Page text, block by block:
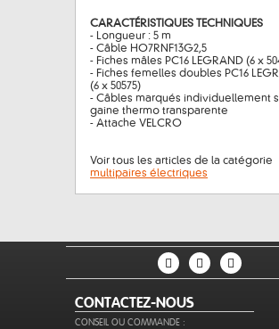
CARACTÉRISTIQUES TECHNIQUES
- Longueur : 5 m
- Câble HO7RNF13G2,5
- Fiches mâles PC16 LEGRAND (6 x
- Fiches femelles doubles PC16
(6 x 50575)
- Câbles marqués individuellement
gaine thermo transparente
- Attache VELCRO
Voir tous les articles de la catégorie
multipaires électriques
CONTACTEZ-NOUS
CONSEIL OU COMMANDE :